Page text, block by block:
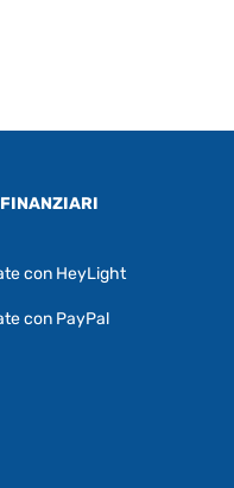
con HeyLight
con PayPal
RF Assist
o